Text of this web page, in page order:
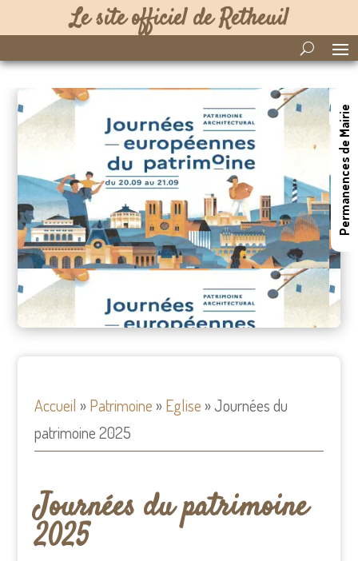
Le site officiel de Retheuil
Permanences de Mairie
Accueil »Patrimoine »Eglise »Journées du
patrimoine 2025
Journées du patrimoine
2025